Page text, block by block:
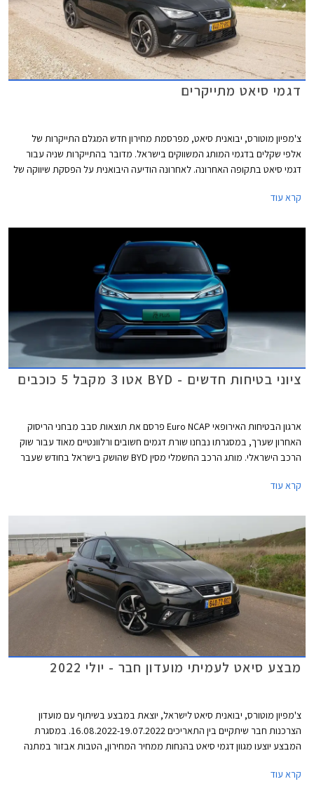
דגמי סיאט מתייקרים
צ'מפיון מוטורס, יבואנית סיאט, מפרסמת מחירון חדש המגלם התייקרות של
אלפי שקלים בדגמי המותג המשווקים בישראל. מדובר בהתייקרות שניה עבור
דגמי סיאט בתקופה האחרונה. לאחרונה הודיעה היבואנית על הפסקת שיווקה של
המאובזרת והיקרה יותר. דגמי סיאט עדיין סובלים ממחסור בשבבים ועל כן
קרא עוד
ציוני בטיחות חדשים - BYD אטו 3 מקבל 5 כוכבים
ארגון הבטיחות האירופאי Euro NCAP פרסם את תוצאות סבב מבחני הריסוק
האחרון שערך, במסגרתו נבחנו שורת דגמים חשובים ורלוונטיים מאוד עבור שוק
הרכב הישראלי. מותג הרכב החשמלי מסין BYD שהושק בישראל בחודש שעבר
קרא עוד
מבצע סיאט לעמיתי מועדון חבר - יולי 2022
צ'מפיון מוטורס, יבואנית סיאט לישראל, יוצאת במבצע בשיתוף עם מועדון
הצרכנות חבר שיתקיים בין התאריכים 16.08.2022-19.07.2022. במסגרת
המבצע יוצעו מגוון דגמי סיאט בהנחות ממחיר המחירון, הטבות אבזור במתנה
במבצע מאחר והרכב לא זמין במלאי. המבצע יתקיים בכל סוכנויות סיאט ברחבי
קרא עוד